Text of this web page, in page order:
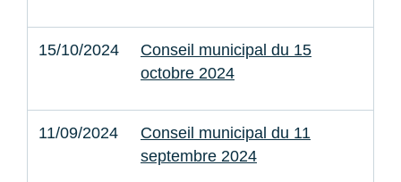
15/10/2024
Conseil municipal du 15
octobre 2024
11/09/2024
Conseil municipal du 11
septembre 2024